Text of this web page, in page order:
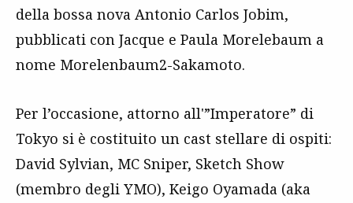
della bossa nova Antonio Carlos Jobim,
pubblicati con Jacque e Paula Morelebaum a
nome Morelenbaum2-Sakamoto.
Per l’occasione, attorno all'”Imperatore” di
Tokyo si è costituito un cast stellare di ospiti:
David Sylvian, MC Sniper, Sketch Show
(membro degli YMO), Keigo Oyamada (aka